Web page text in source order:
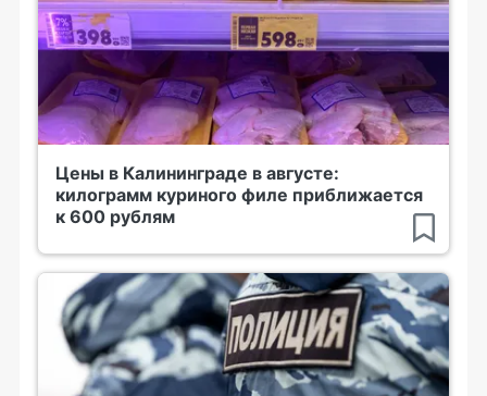
Цены в Калининграде в августе:
килограмм куриного филе приближается
к 600 рублям